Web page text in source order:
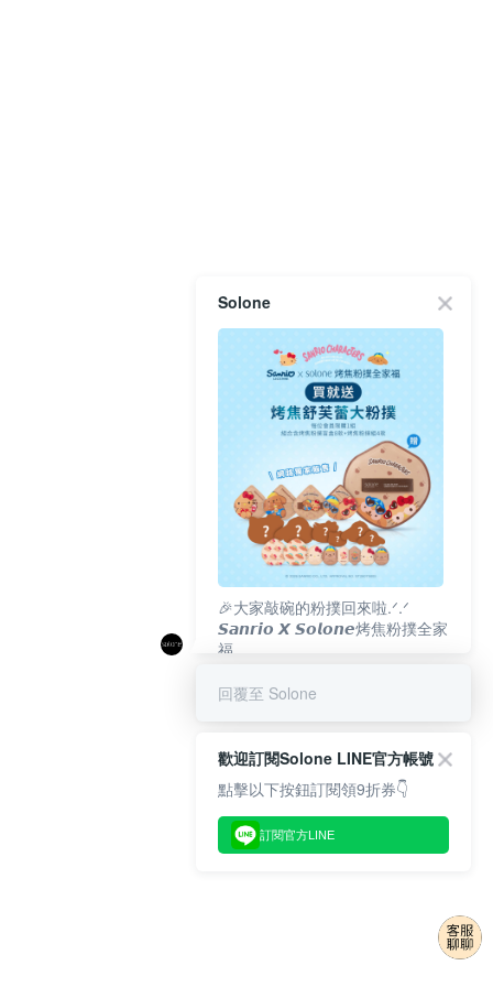
Solone
🎉大家敲碗的粉撲回來啦.ᐟ‪‪.ᐟ
𝙎𝙖𝙣𝙧𝙞𝙤 𝙓 𝙎𝙤𝙡𝙤𝙣𝙚烤焦粉撲全家
福
回覆至 Solone
歡迎訂閱Solone LINE官方帳號
點擊以下按鈕訂閱領9折券👇
訂閱官方LINE